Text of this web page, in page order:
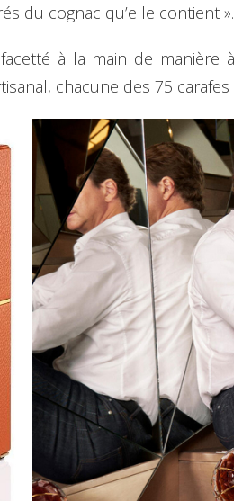
du cognac qu’elle contient ».
à la main de manière
chacune des 75